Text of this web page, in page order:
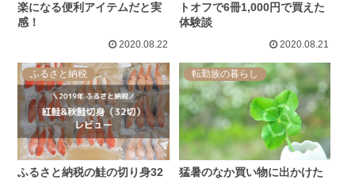
楽になる便利アイテムだと実
感！
2020.08.22
トオフで6冊1,000円で買えた
体験談
2020.08.21
ふるさと納税
ふるさと納税の鮭の切り身32
転勤族の暮らし
猛暑のなか買い物に出かけた